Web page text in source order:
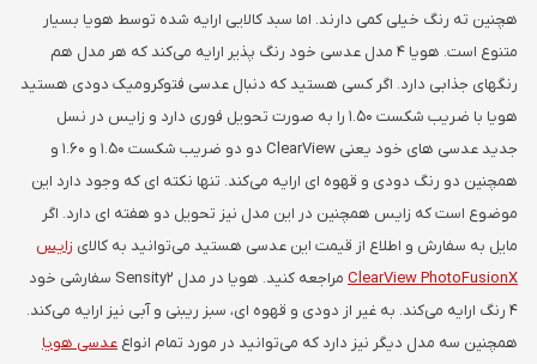
هچنین ته رنگ خیلی کمی دارند. اما سبد کالایی ارایه شده توسط هویا بسیار
متنوع است. هویا 4 مدل عدسی خود رنگ پذیر ارایه می‌کند که هر مدل هم
رنگهای جذابی دارد. اگر کسی هستید که دنبال عدسی فتوکرومیک دودی هستید
هویا با ضریب شکست 1.50 را به صورت تحویل فوری دارد و زایس در نسل
جدید عدسی های خود یعنی ClearView دو دو ضریب شکست 1.50 و 1.60 و
همچنین دو رنگ دودی و قهوه ای ارایه می‌کند. تنها نکته ای که وجود دارد این
موضوع است که زایس همچنین در این مدل نیز تحویل دو هفته ای دارد. اگر
مایل به سفارش و اطلاع از قیمت این عدسی هستید می‌توانید به کالای زایس
ClearView PhotoFusionX
مراجعه کنید. هویا در مدل Sensity2 سفارشی خود
4 رنگ ارایه می‌کند. به غیر از دودی و قهوه ای، سبز ریبنی و آبی نیز ارایه می‌کند.
همچنین سه مدل دیگر نیز دارد که می‌توانید در مورد تمام انواع عدسی هویا